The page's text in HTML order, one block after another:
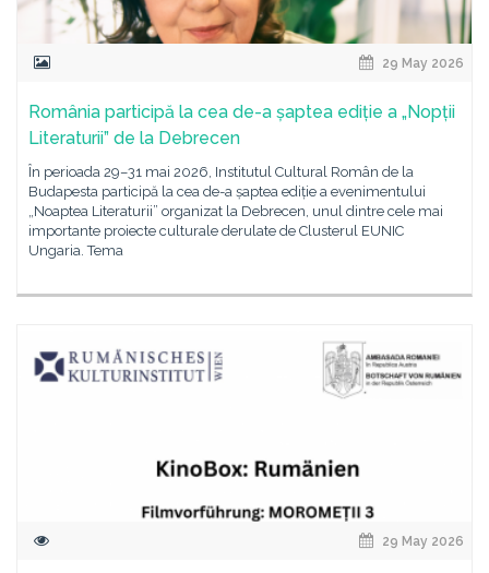
29 May 2026
România participă la cea de-a șaptea ediție a „Nopții
Literaturii” de la Debrecen
În perioada 29–31 mai 2026, Institutul Cultural Român de la
Budapesta participă la cea de-a șaptea ediție a evenimentului
„Noaptea Literaturii” organizat la Debrecen, unul dintre cele mai
importante proiecte culturale derulate de Clusterul EUNIC
Ungaria. Tema
29 May 2026